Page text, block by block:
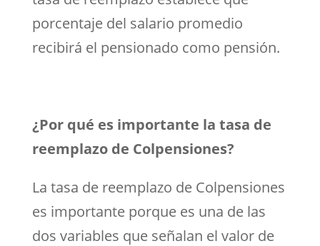
porcentaje del salario promedio
recibirá el pensionado como pensión.
¿Por qué es importante la tasa de
reemplazo de Colpensiones?
La tasa de reemplazo de Colpensiones
es importante porque es una de las
dos variables que señalan el valor de